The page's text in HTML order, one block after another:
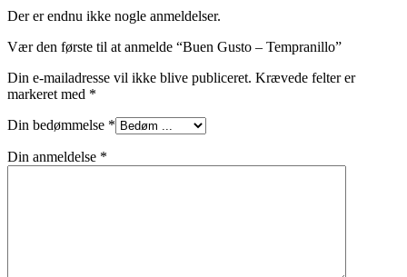
Der er endnu ikke nogle anmeldelser.
Vær den første til at anmelde “Buen Gusto – Tempranillo”
Din e-mailadresse vil ikke blive publiceret. Krævede felter er
markeret med *
Din bedømmelse *
Din anmeldelse *